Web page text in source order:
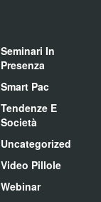
Seminari In
Presenza
Smart Pac
Tendenze E
Società
Uncategorized
Video Pillole
Webinar